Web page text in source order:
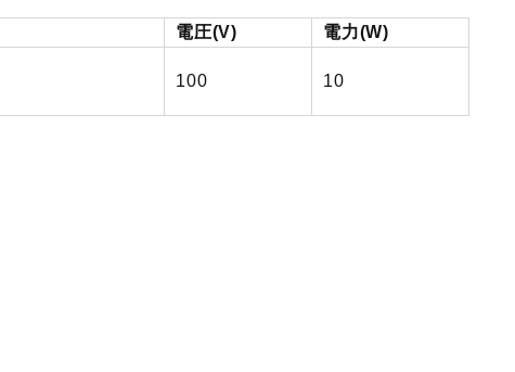
電圧(V) 電力(W)
100 10